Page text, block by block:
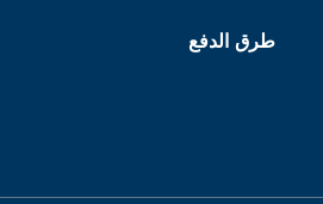
طرق الدفع